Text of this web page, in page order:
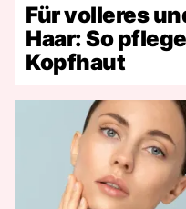
Für volleres
Haar: So
Kopfhaut